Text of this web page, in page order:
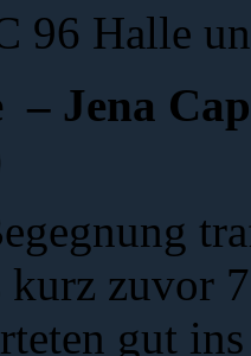
96 Halle
–
kurz zuvor
gut